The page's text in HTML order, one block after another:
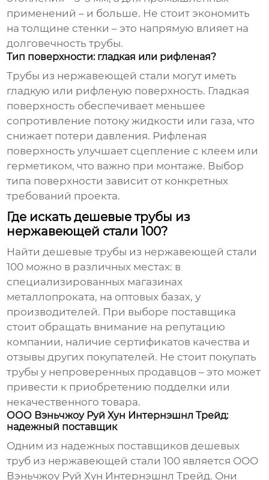
применений – и больше. Не стоит экономить
на толщине стенки – это напрямую влияет на
долговечность трубы.
Тип поверхности: гладкая или рифленая?
Трубы из нержавеющей стали могут иметь
гладкую или рифленую поверхность. Гладкая
поверхность обеспечивает меньшее
сопротивление потоку жидкости или газа, что
снижает потери давления. Рифленая
поверхность улучшает сцепление с клеем или
герметиком, что важно при монтаже. Выбор
типа поверхности зависит от конкретных
требований проекта.
Где искать дешевые трубы из
нержавеющей стали 100?
Найтидешевые трубы из нержавеющей стали
100 можно в различных местах: в
специализированных магазинах
металлопроката, на оптовых базах, у
производителей. При выборе поставщика
стоит обращать внимание на репутацию
компании, наличие сертификатов качества и
отзывы других покупателей. Не стоит покупать
трубы у непроверенных продавцов – это может
привести к приобретению подделки или
некачественного товара.
ООО Вэньчжоу Руй Хун Интернэшнл Трейд:
надежный поставщик
Одним из надежных поставщиковдешевых
труб из нержавеющей стали 100 является ООО
Вэньчжоу Руй Хун Интернэшнл Трейд. Они